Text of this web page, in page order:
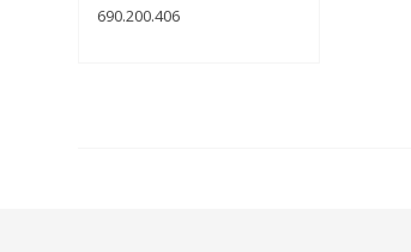
690.200.406